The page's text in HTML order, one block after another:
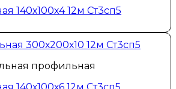
140х100х4 12м Ст3сп5
профильная